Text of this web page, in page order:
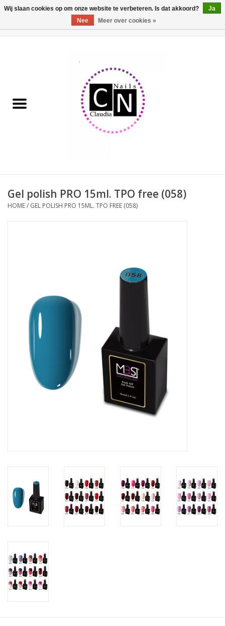
Pedicure producten
Acrylpoeder
NailArt Producten
Startpakketten
NIEUW! MBS Producten
Hema free line/Hypoallergenic
Glitters ombre Spray
Nail Mist
Gel polish PRO 15ml. TPO free (058)
HOME/ GEL POLISH PRO 15ML. TPO FREE (058)
Wij slaan cookies op om onze website te verbeteren. Is dat akkoord?
Ja
Nee
Meer over cookies »